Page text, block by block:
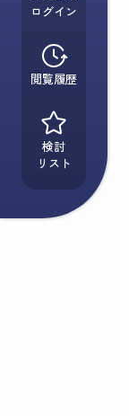
ログイン
閲覧履歴
検討
リスト